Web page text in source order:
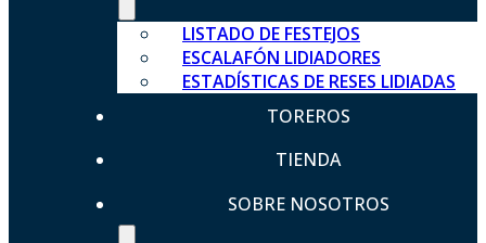
LISTADO DE FESTEJOS
ESCALAFÓN LIDIADORES
ESTADÍSTICAS DE RESES LIDIADAS
TOREROS
TIENDA
SOBRE NOSOTROS